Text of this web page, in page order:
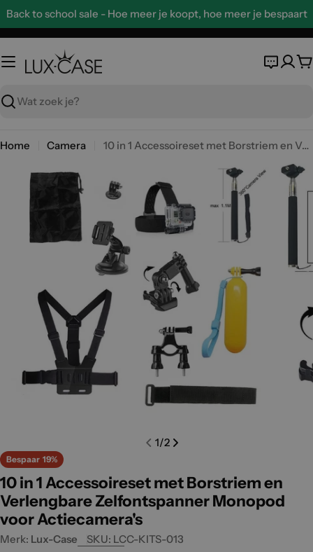
Ga
de
inhoud
Back to school sale - Hoe meer je koopt, hoe meer je bespaart
Zoeken
Home Camera 10 in 1 Accessoireset met Borstriem en Verlengbare Zelfontspanner Monopod voor Actiecamera's
Open media 0 in modal
1/2
Bespaar 19%
10 in 1 Accessoireset met Borstriem en
Verlengbare Zelfontspanner Monopod
voor Actiecamera's
Merk: Lux-Case SKU: LCC-KITS-013